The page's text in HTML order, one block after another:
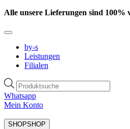
Zum
springen
Alle unsere Lieferungen sind 100%
by-s
Leistungen
Filialen
Products
search
Whatsapp
Mein Konto
SHOPSHOP